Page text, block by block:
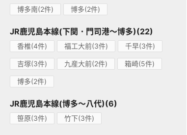
博多南(2件) 博多(2件)
JR鹿児島本線(下関・門司港～博多)(22)
香椎(4件) 福工大前(3件) 千早(3件)
吉塚(3件) 九産大前(2件) 箱崎(5件)
博多(2件)
JR鹿児島本線(博多～八代)(6)
笹原(3件) 竹下(3件)